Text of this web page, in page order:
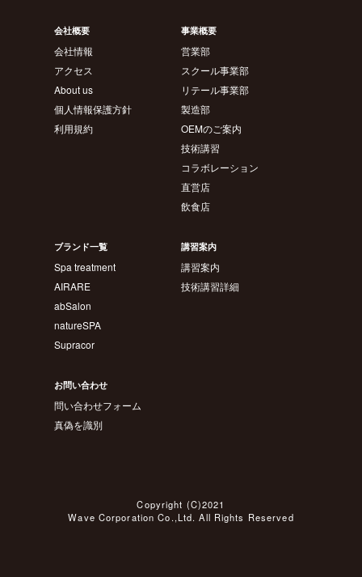
会社概要
会社情報
アクセス
About us
個人情報保護方針
利用規約
事業概要
営業部
スクール事業部
リテール事業部
製造部
OEMのご案内
技術講習
コラボレーション
直営店
飲食店
ブランド一覧
Spa treatment
AIRARE
abSalon
natureSPA
Supracor
講習案内
講習案内
技術講習詳細
お問い合わせ
問い合わせフォーム
真偽を識別
Copyright (C)2021
Wave Corporation Co.,Ltd. All Rights Reserved